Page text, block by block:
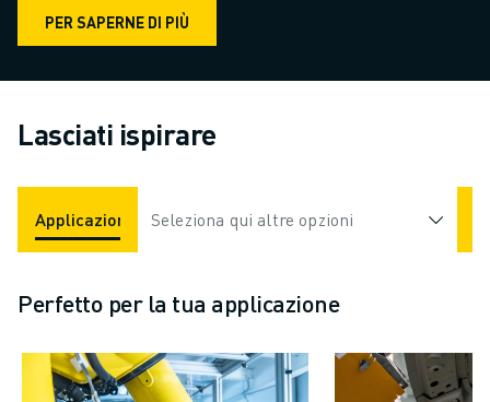
PER SAPERNE DI PIÙ
Lasciati ispirare
Applicazioni Settori
Seleziona qui altre opzioni
Perfetto per la tua applicazione